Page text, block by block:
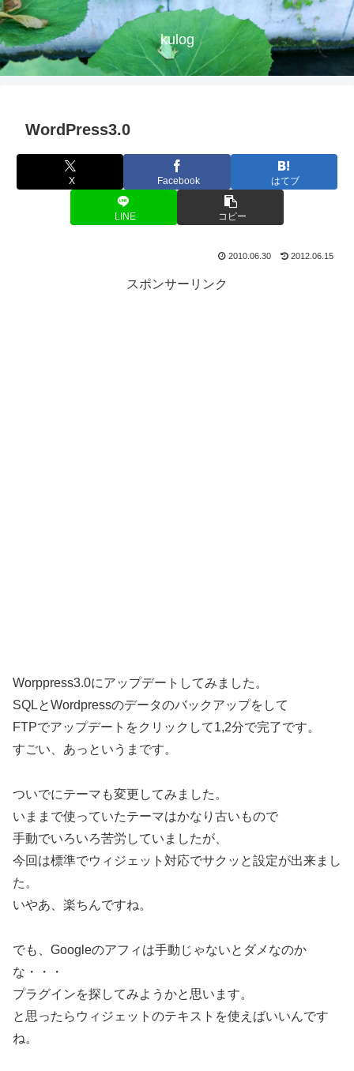
kulog
WordPress3.0
X Facebook はてブ
LINE コピー
2010.06.30 2012.06.15
スポンサーリンク
Worppress3.0にアップデートしてみました。
SQLとWordpressのデータのバックアップをして
FTPでアップデートをクリックして1,2分で完了です。
すごい、あっというまです。
ついでにテーマも変更してみました。
いままで使っていたテーマはかなり古いもので
手動でいろいろ苦労していましたが、
今回は標準でウィジェット対応でサクッと設定が出来まし
た。
いやあ、楽ちんですね。
でも、Googleのアフィは手動じゃないとダメなのか
な・・・
プラグインを探してみようかと思います。
と思ったらウィジェットのテキストを使えばいいんです
ね。